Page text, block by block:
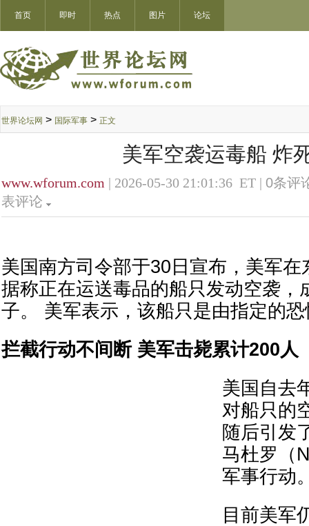
首页 即时 热点 图片 论坛
世界论坛网 > 国际军事 > 正文
美军空袭运毒船 炸
www.wforum.com | 2026-05-30 21:01:36 ET | 0条评
表评论
美国南方司令部于30日宣布，美军在
据称正在运送毒品的船只发动空袭，
子。 美军表示，该船只是由指定的
拦截行动不间断 美军击毙累计200人
美国自去
对船只的
随后引发
马杜罗（
军事行动
目前美军